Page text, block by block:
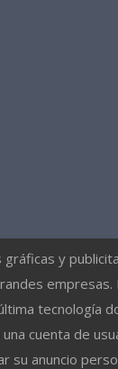
gráficas y
tecnología
cuenta de
su anuncio